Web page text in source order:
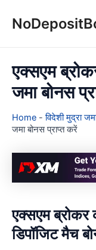
एक्सएम
जमा बोनस
Home -विदेशी मुद्रा
जमा बोनस प्राप्त करें
एक्सएम
डिपॉजिट मैच